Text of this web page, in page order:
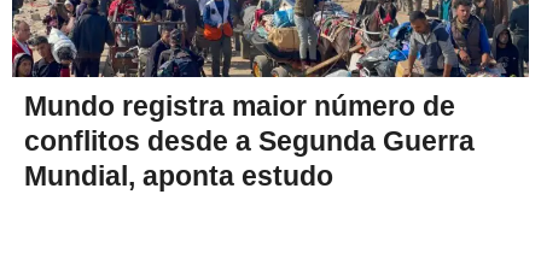
Mundo registra maior número de
conflitos desde a Segunda Guerra
Mundial, aponta estudo